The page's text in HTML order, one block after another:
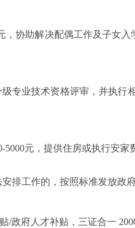
，协助解决配偶工作及子女
专业技术资格评审，并执行
元，提供住房或执行安家
排工作的，按照标准发放政
/政府人才补贴，三证合一